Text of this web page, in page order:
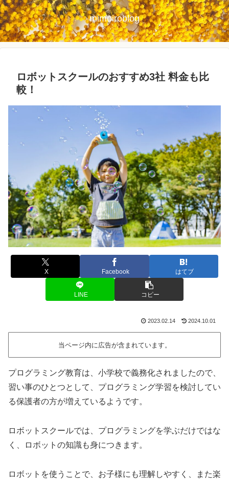
mimoiroblog
ロボットスクールのおすすめ3社 料金も比
較！
X Facebook はてブ
LINE コピー
2023.02.14 2024.10.01
当ページ内に広告が含まれています。
プログラミング教育は、小学校で義務化されましたので、
習い事のひとつとして、プログラミング学習を検討してい
る保護者の方が増えているようです。
ロボットスクールでは、プログラミングを学ぶだけではな
く、ロボットの知識も身につきます。
ロボットを使うことで、お子様にも理解しやすく、また楽